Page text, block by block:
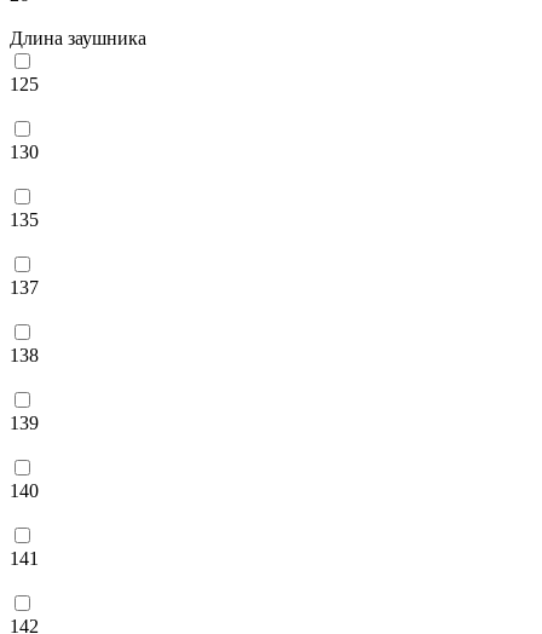
Длина заушника
125
130
135
137
138
139
140
141
142